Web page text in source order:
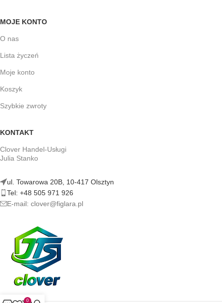
MOJE KONTO
O nas
Lista życzeń
Moje konto
Koszyk
Szybkie zwroty
KONTAKT
Clover Handel-Usługi
Julia Stanko
ul. Towarowa 20B, 10-417 Olsztyn
Tel: +48 505 971 926
E-mail: clover@figlara.pl
0